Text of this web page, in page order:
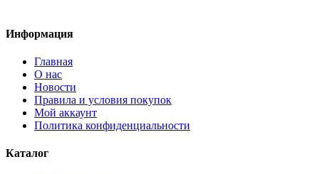
Информация
Главная
О нас
Новости
Правила и условия покупок
Мой аккаунт
Политика конфиденциальности
Каталог